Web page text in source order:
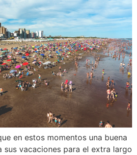
en estos momentos una buena
sus vacaciones para el extra largo